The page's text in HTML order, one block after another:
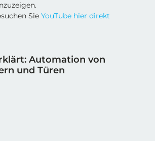
SieYouTube hier direkt
Automation von
und Türen